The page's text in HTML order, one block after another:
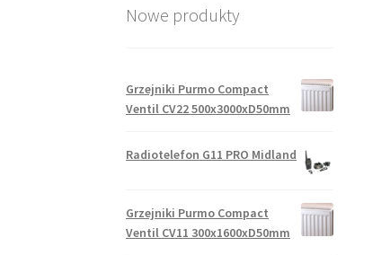
Nowe produkty
Grzejniki Purmo Compact
Ventil CV22 500x3000xD50mm
Radiotelefon G11 PRO Midland
Grzejniki Purmo Compact
Ventil CV11 300x1600xD50mm